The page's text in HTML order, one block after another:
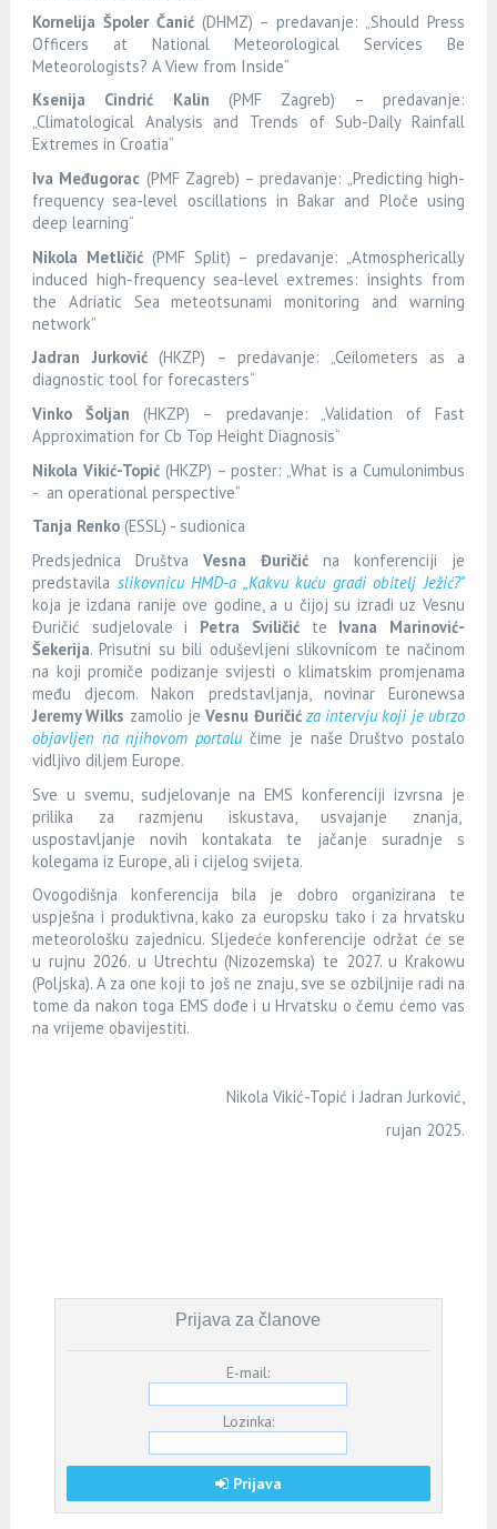
Kornelija Špoler Čanić(DHMZ) – predavanje: „Should Press
Officers at National Meteorological Services Be
Meteorologists? A View from Inside“
Ksenija Cindrić Kalin (PMF Zagreb) – predavanje:
„Climatological Analysis and Trends of Sub-Daily Rainfall
Extremes in Croatia“
Iva Međugorac (PMF Zagreb) – predavanje: „Predicting high-
frequency sea-level oscillations in Bakar and Ploče using
deep learning“
Nikola Metličić(PMF Split) – predavanje: „Atmospherically
induced high-frequency sea-level extremes: insights from
the Adriatic Sea meteotsunami monitoring and warning
network”
Jadran Jurković(HKZP) – predavanje: „Ceilometers as a
diagnostic tool for forecasters“
Vinko Šoljan (HKZP) – predavanje: „Validation of Fast
Approximation for Cb Top Height Diagnosis“
Nikola Vikić-Topić(HKZP) – poster: „What is a Cumulonimbus
- an operational perspective“
Tanja Renko(ESSL) - sudionica
Predsjednica Društva Vesna Đuričić na konferenciji je
predstavila slikovnicu HMD-a „Kakvu kuću gradi obitelj Ježić?"
koja je izdana ranije ove godine, a u čijoj su izradi uz Vesnu
Đuričić sudjelovale i Petra Sviličićte Ivana Marinović-
Šekerija.Prisutni su bili oduševljeni slikovnicom te načinom
na koji promiče podizanje svijesti o klimatskim promjenama
među djecom. Nakon predstavljanja, novinar Euronewsa
Jeremy Wilks zamolio jeVesnu Đuričić za intervju koji je ubrzo
objavljen na njihovom portalučime je naše Društvo postalo
vidljivo diljem Europe.
Sve u svemu, sudjelovanje na EMS konferenciji izvrsna je
prilika za razmjenu iskustava, usvajanje znanja,
uspostavljanje novih kontakata te jačanje suradnje s
kolegama iz Europe, ali i cijelog svijeta.
Ovogodišnja konferencija bila je dobro organizirana te
uspješna i produktivna, kako za europsku tako i za hrvatsku
meteorološku zajednicu. Sljedeće konferencije održat će se
u rujnu 2026. u Utrechtu (Nizozemska) te 2027. u Krakowu
(Poljska). A za one koji to još ne znaju, sve se ozbiljnije radi na
tome da nakon toga EMS dođe i u Hrvatsku o čemu ćemo vas
na vrijeme obavijestiti.
Nikola Vikić-Topić i Jadran Jurković,
rujan 2025.
Prijava za članove
E-mail:
Lozinka:
Prijava